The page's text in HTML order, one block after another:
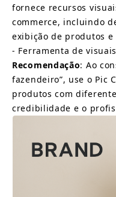
fornece recursos
commerce, incluindo
exibição de produtos
- Ferramenta de
Recomendação: Ao
fazendeiro”, use o Pic
produtos com
credibilidade e o